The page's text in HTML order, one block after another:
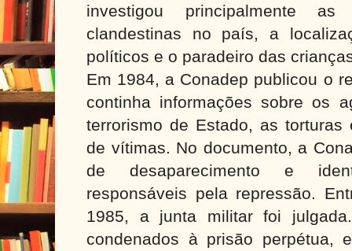
investigou principalmente
clandestinas no país, a
políticos e o paradeiro das
Em 1984, a Conadep publicou o
continha informações sobre os
terrorismo de Estado, as torturas
de vítimas. No documento, a
de desaparecimento e
responsáveis pela repressão.
1985, a junta militar foi
condenados à prisão perpétua,